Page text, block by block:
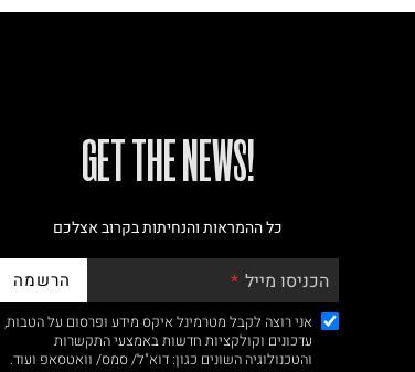
!GET THE NEWS
כל ההמראות והנחיתות בקרוב אצלכם
הכניסו מייל הרשמה
אני רוצה לקבל מטרמינל איקס מידע ופרסום על הטבות,
עדכונים וקולקציות חדשות באמצעי התקשרות
והטכנולוגיה השונים כגון: דוא"ל/ סמס/ וואטסאפ ועוד.